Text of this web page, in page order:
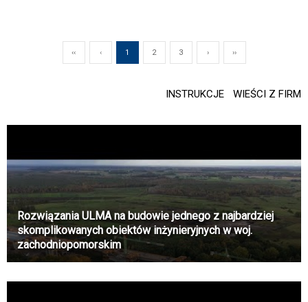
‹‹ ‹ 1 2 3 › ››
INSTRUKCJE WIEŚCI Z FIRM
Rozwiązania ULMA na budowie jednego z najbardziej
skomplikowanych obiektów inżynieryjnych w woj.
zachodniopomorskim